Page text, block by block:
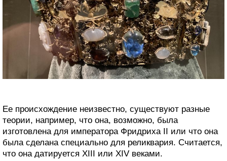
Ее происхождение неизвестно, существуют разные
теории, например, что она, возможно, была
изготовлена для императора Фридриха II или что она
была сделана специально для реликвария. Считается,
что она датируется XIII или XIV веками.